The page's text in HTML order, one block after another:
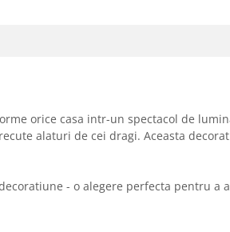
orice casa intr-un spectacol de
alaturi de cei dragi. Aceasta
- o alegere perfecta pentru a